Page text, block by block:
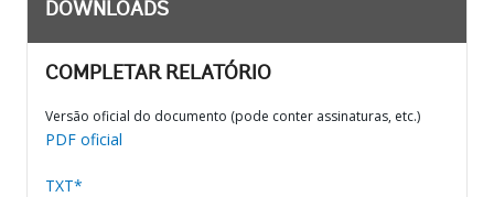
DOWNLOADS
COMPLETAR RELATÓRIO
Versão oficial do documento (pode conter assinaturas, etc.)
PDF oficial
TXT*